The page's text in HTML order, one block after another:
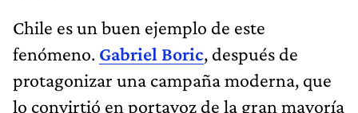
Chile es un buen ejemplo de este
fenómeno. Gabriel Boric, después de
protagonizar una campaña moderna, que
lo convirtió en portavoz de la gran mayoría